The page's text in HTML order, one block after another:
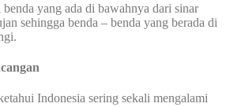
yang ada di bawahnya dari sinar
sehingga benda – benda yang berada di
Indonesia sering sekali mengalami